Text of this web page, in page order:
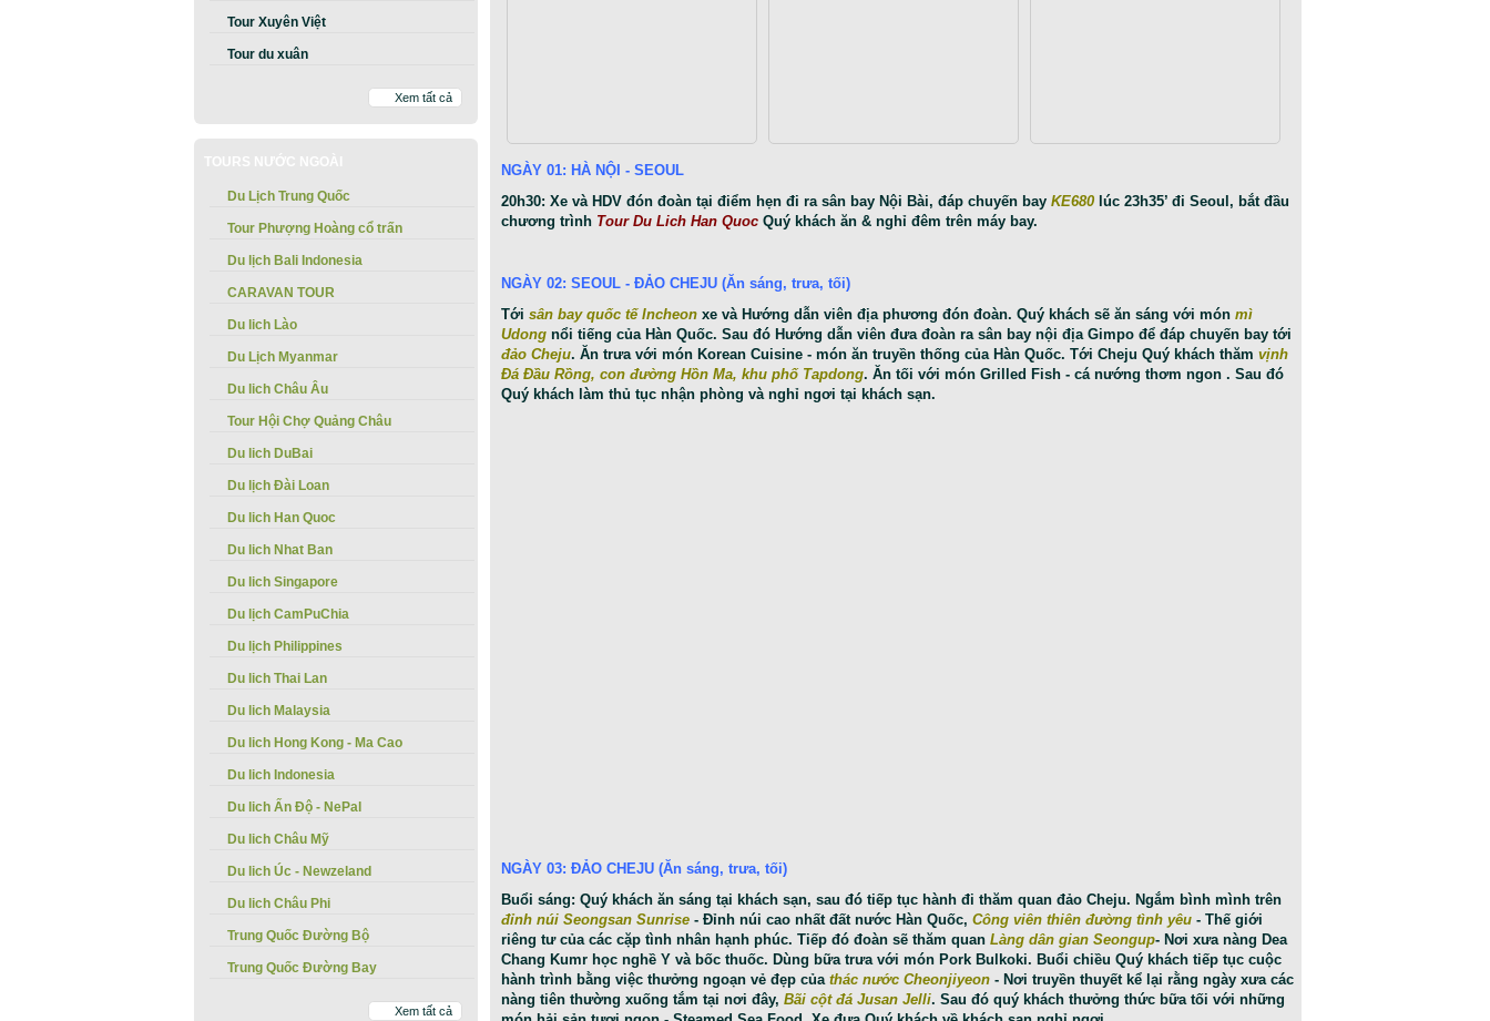
Tour Xuyên Việt
Tour du xuân
Xem tất cả
Du Lịch Trung Quốc
Tour Phượng Hoàng cổ trấn
Du lịch Bali Indonesia
CARAVAN TOUR
Du lich Lào
Du Lịch Myanmar
Du lich Châu Âu
Tour Hội Chợ Quảng Châu
Du lich DuBai
Du lịch Đài Loan
Du lich Han Quoc
Du lich Nhat Ban
Du lich Singapore
Du lịch CamPuChia
Du lịch Philippines
Du lich Thai Lan
Du lich Malaysia
Du lich Hong Kong - Ma Cao
Du lich Indonesia
Du lich Ấn Độ - NePal
Du lich Châu Mỹ
Du lich Úc - Newzeland
Du lich Châu Phi
Trung Quốc Đường Bộ
Trung Quốc Đường Bay
Xem tất cả
NGÀY 01: HÀ NỘI - SEOUL
20h30: Xe và HDV đón đoàn tại điểm hẹn đi ra sân bay Nội Bài, đáp chuyến bay KE680 lúc 23h35’ đi Seoul, bắt đầu
chương trình Tour Du Lich Han Quoc Quý khách ăn & nghỉ đêm trên máy bay.
NGÀY 02: SEOUL - ĐẢO CHEJU (Ăn sáng, trưa, tối)
Tới sân bay quốc tế Incheon xe và Hướng dẫn viên địa phương đón đoàn. Quý khách sẽ ăn sáng với món mì
Udong nổi tiếng của Hàn Quốc. Sau đó Hướng dẫn viên đưa đoàn ra sân bay nội địa Gimpo để đáp chuyến bay tới
đảo Cheju. Ăn trưa với món Korean Cuisine - món ăn truyền thống của Hàn Quốc. Tới Cheju Quý khách thăm vịnh
Đá Đầu Rồng, con đường Hồn Ma, khu phố Tapdong. Ăn tối với món Grilled Fish - cá nướng thơm ngon . Sau đó
Quý khách làm thủ tục nhận phòng và nghỉ ngơi tại khách sạn.
NGÀY 03: ĐẢO CHEJU (Ăn sáng, trưa, tối)
Buổi sáng: Quý khách ăn sáng tại khách sạn, sau đó tiếp tục hành đi thăm quan đảo Cheju. Ngắm bình mình trên
đỉnh núi Seongsan Sunrise - Đỉnh núi cao nhất đất nước Hàn Quốc, Công viên thiên đường tình yêu - Thế giới
riêng tư của các cặp tình nhân hạnh phúc. Tiếp đó đoàn sẽ thăm quan Làng dân gian Seongup- Nơi xưa nàng Dea
Chang Kumr học nghề Y và bốc thuốc. Dùng bữa trưa với món Pork Bulkoki. Buổi chiều Quý khách tiếp tục cuộc
hành trình bằng việc thưởng ngoạn vẻ đẹp của thác nước Cheonjiyeon - Nơi truyền thuyết kể lại rằng ngày xưa các
nàng tiên thường xuống tắm tại nơi đây, Bãi cột đá Jusan Jelli. Sau đó quý khách thưởng thức bữa tối với những